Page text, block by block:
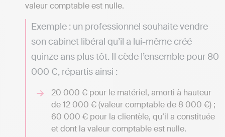
valeur comptable est nulle.
Exemple : un professionnel souhaite vendre
son cabinet libéral qu’il a lui-même créé
quinze ans plus tôt. Il cède l’ensemble pour 80
000 €, répartis ainsi :
20 000 € pour le matériel, amorti à hauteur
de 12 000 € (valeur comptable de 8 000 €) ;
60 000 € pour la clientèle, qu’il a constituée
et dont la valeur comptable est nulle.